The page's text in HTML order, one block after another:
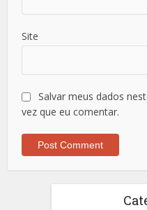
Site
Salvar meus dados
vez que eu comentar.